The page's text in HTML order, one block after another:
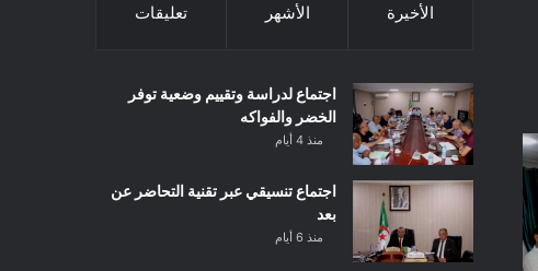
الأخيرة الأشهر تعليقات
اجتماع لدراسة وتقييم وضعية توفر
الخضر والفواكه
منذ 4 أيام
اجتماع تنسيقي عبر تقنية التحاضر عن
بعد
منذ 6 أيام